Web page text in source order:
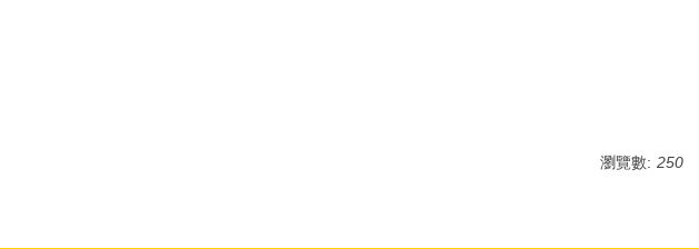
瀏覽數: 250